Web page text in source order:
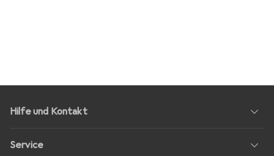
Hilfe und Kontakt
Service